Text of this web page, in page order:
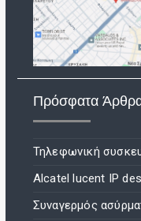
Πρόσφατα
Τηλεφωνική
Alcatel lucent IP
Συναγερμός